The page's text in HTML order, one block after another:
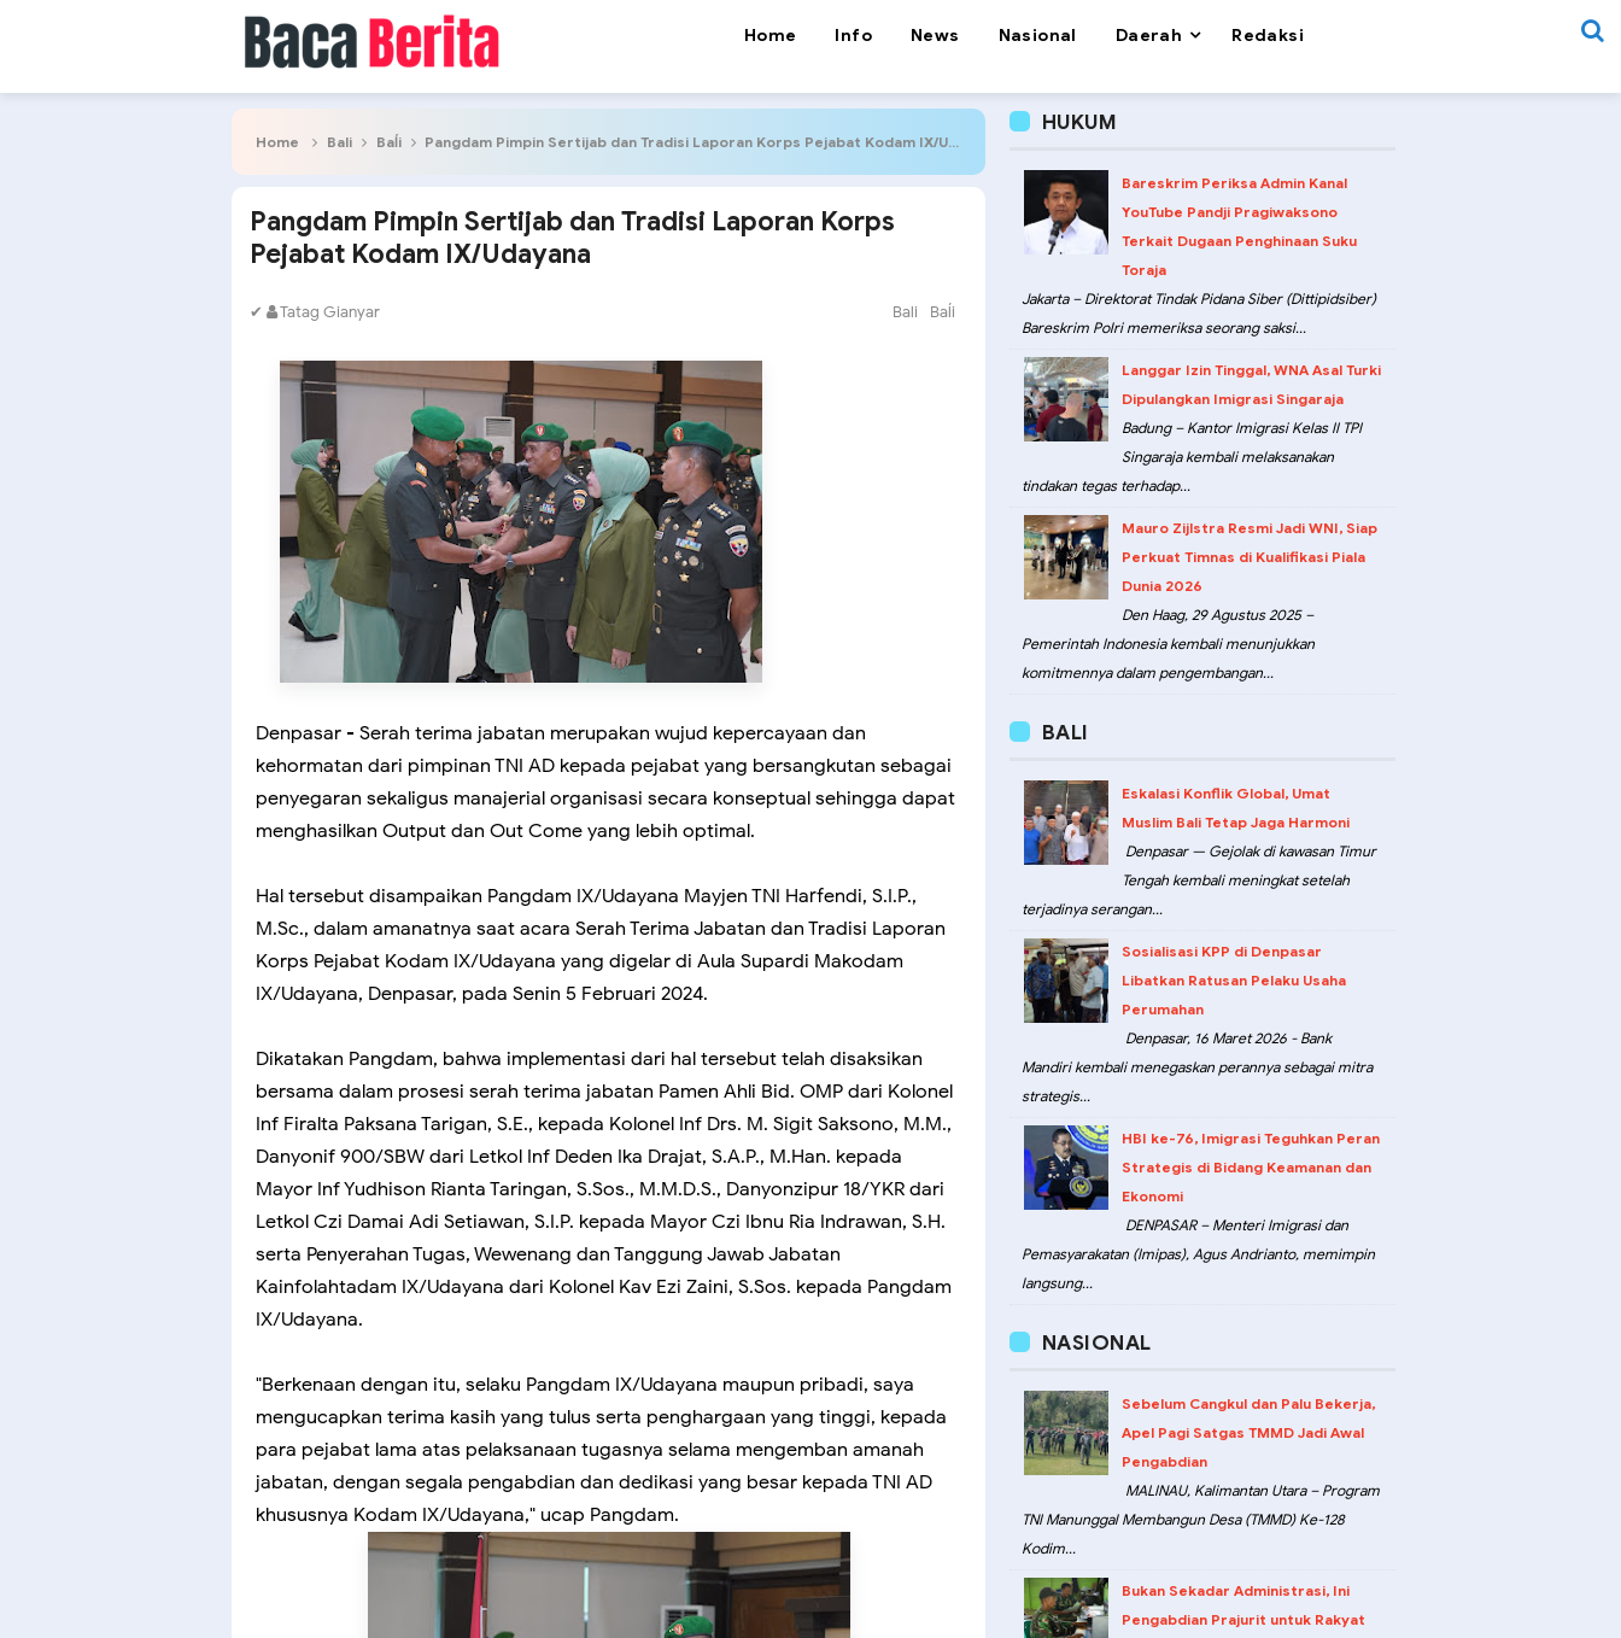
Home Info News Nasional Daerah Redaksi
Home Bali Baĺi Pangdam Pimpin Sertijab dan Tradisi Laporan Korps Pejabat Kodam IX/Udayana
Pangdam Pimpin Sertijab dan Tradisi Laporan Korps
Pejabat Kodam IX/Udayana
✔ Tatag Gianyar Bali Baĺi
Denpasar - Serah terima jabatan merupakan wujud kepercayaan dan
kehormatan dari pimpinan TNI AD kepada pejabat yang bersangkutan sebagai
penyegaran sekaligus manajerial organisasi secara konseptual sehingga dapat
menghasilkan Output dan Out Come yang lebih optimal.
Hal tersebut disampaikan Pangdam IX/Udayana Mayjen TNI Harfendi, S.I.P.,
M.Sc., dalam amanatnya saat acara Serah Terima Jabatan dan Tradisi Laporan
Korps Pejabat Kodam IX/Udayana yang digelar di Aula Supardi Makodam
IX/Udayana, Denpasar, pada Senin 5 Februari 2024.
Dikatakan Pangdam, bahwa implementasi dari hal tersebut telah disaksikan
bersama dalam prosesi serah terima jabatan Pamen Ahli Bid. OMP dari Kolonel
Inf Firalta Paksana Tarigan, S.E., kepada Kolonel Inf Drs. M. Sigit Saksono, M.M.,
Danyonif 900/SBW dari Letkol Inf Deden Ika Drajat, S.A.P., M.Han. kepada
Mayor Inf Yudhison Rianta Taringan, S.Sos., M.M.D.S., Danyonzipur 18/YKR dari
Letkol Czi Damai Adi Setiawan, S.I.P. kepada Mayor Czi Ibnu Ria Indrawan, S.H.
serta Penyerahan Tugas, Wewenang dan Tanggung Jawab Jabatan
Kainfolahtadam IX/Udayana dari Kolonel Kav Ezi Zaini, S.Sos. kepada Pangdam
IX/Udayana.
"Berkenaan dengan itu, selaku Pangdam IX/Udayana maupun pribadi, saya
mengucapkan terima kasih yang tulus serta penghargaan yang tinggi, kepada
para pejabat lama atas pelaksanaan tugasnya selama mengemban amanah
jabatan, dengan segala pengabdian dan dedikasi yang besar kepada TNI AD
khususnya Kodam IX/Udayana," ucap Pangdam.
HUKUM
Bareskrim Periksa Admin Kanal
YouTube Pandji Pragiwaksono
Terkait Dugaan Penghinaan Suku
Toraja
Jakarta – Direktorat Tindak Pidana Siber (Dittipidsiber)
Bareskrim Polri memeriksa seorang saksi...
Langgar Izin Tinggal, WNA Asal Turki
Dipulangkan Imigrasi Singaraja
Badung – Kantor Imigrasi Kelas II TPI
Singaraja kembali melaksanakan
tindakan tegas terhadap...
Mauro Zijlstra Resmi Jadi WNI, Siap
Perkuat Timnas di Kualifikasi Piala
Dunia 2026
Den Haag, 29 Agustus 2025 –
Pemerintah Indonesia kembali menunjukkan
komitmennya dalam pengembangan...
BALI
Eskalasi Konflik Global, Umat
Muslim Bali Tetap Jaga Harmoni
Denpasar — Gejolak di kawasan Timur
Tengah kembali meningkat setelah
terjadinya serangan...
Sosialisasi KPP di Denpasar
Libatkan Ratusan Pelaku Usaha
Perumahan
Denpasar, 16 Maret 2026 - Bank
Mandiri kembali menegaskan perannya sebagai mitra
strategis...
HBI ke-76, Imigrasi Teguhkan Peran
Strategis di Bidang Keamanan dan
Ekonomi
DENPASAR – Menteri Imigrasi dan
Pemasyarakatan (Imipas), Agus Andrianto, memimpin
langsung...
NASIONAL
Sebelum Cangkul dan Palu Bekerja,
Apel Pagi Satgas TMMD Jadi Awal
Pengabdian
MALINAU, Kalimantan Utara – Program
TNI Manunggal Membangun Desa (TMMD) Ke-128
Kodim...
Bukan Sekadar Administrasi, Ini
Pengabdian Prajurit untuk Rakyat